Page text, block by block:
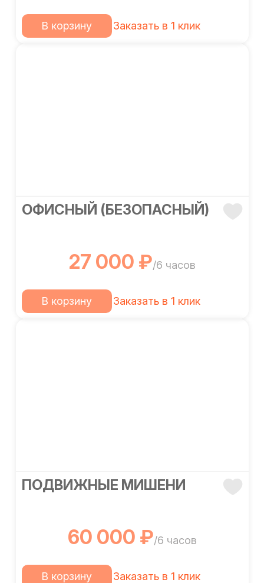
В корзину Заказать в 1 клик
ОФИСНЫЙ (БЕЗОПАСНЫЙ)
27 000 ₽/6 часов
В корзину Заказать в 1 клик
ПОДВИЖНЫЕ МИШЕНИ
60 000 ₽/6 часов
В корзину Заказать в 1 клик